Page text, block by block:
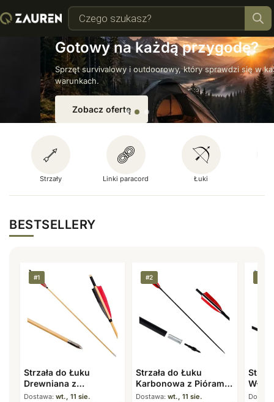
Gotowy na każdą przygodę?
Sprzęt survivalowy i outdoorowy, który sprawdzi się w każdych
warunkach.
Zobacz ofertę
Strzały Linki paracord Łuki
BESTSELLERY
#1
Strzała do Łuku
Drewniana z
Naturalnymi Piórami 8
Dostawa: wt., 11 sie.
#2
Strzała do Łuku
Karbonowa z Piórami
7,8 mm 31,5″ Spine
Dostawa:wt., 11 sie.
31,5″